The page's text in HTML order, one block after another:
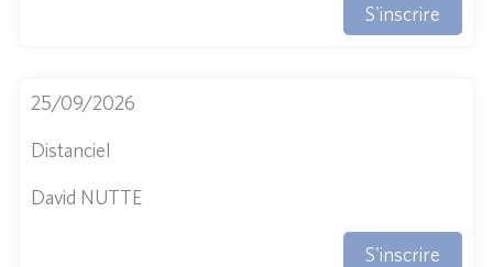
S'inscrire
25/09/2026
Distanciel
David NUTTE
S'inscrire